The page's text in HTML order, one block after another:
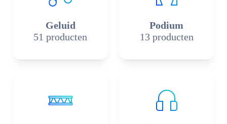
Geluid
51 producten
Podium
13 producten